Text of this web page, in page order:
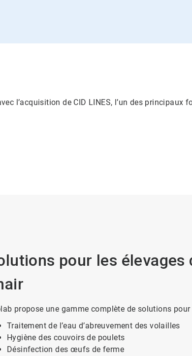
l’acquisition de CID LINES, l’un des principaux
pour les
propose une gamme complète de solutions
Traitement de l’eau d’abreuvement des volailles
Hygiène des couvoirs de poulets
Désinfection des œufs de ferme